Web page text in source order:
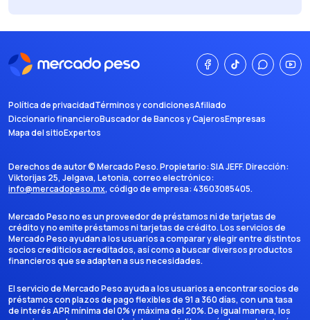
Política de privacidadTérminos y condicionesAfiliado
Diccionario financieroBuscador de Bancos y CajerosEmpresas
Mapa del sitioExpertos
Derechos de autor ©Mercado Peso. Propietario:SIA JEFF. Dirección:
Viktorijas 25, Jelgava, Letonia, correo electrónico:
info@mercadopeso.mx, código de empresa: 43603085405.
Mercado Peso no es un proveedor de préstamos ni de tarjetas de
crédito y no emite préstamos ni tarjetas de crédito. Los servicios de
Mercado Peso ayudan a los usuarios a comparar y elegir entre distintos
socios crediticios acreditados, así como a buscar diversos productos
financieros que se adapten a sus necesidades.
El servicio de Mercado Peso ayuda a los usuarios a encontrar socios de
préstamos con plazos de pago flexibles de 91 a 360 días, con una tasa
de interés APR mínima del 0% y máxima del 20%. De igual manera, los